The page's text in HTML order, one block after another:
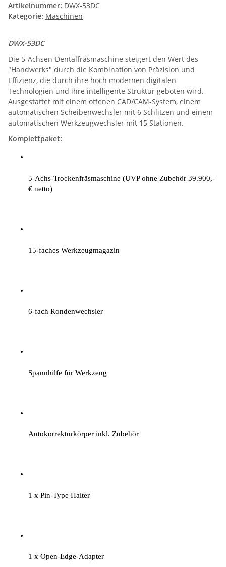
Artikelnummer: DWX-53DC
Kategorie: Maschinen
DWX-53DC
Die 5-Achsen-Dentalfräsmaschine steigert den Wert des
"Handwerks" durch die Kombination von Präzision und
Effizienz, die durch ihre hoch modernen digitalen
Technologien und ihre intelligente Struktur geboten wird.
Ausgestattet mit einem offenen CAD/CAM-System, einem
automatischen Scheibenwechsler mit 6 Schlitzen und einem
automatischen Werkzeugwechsler mit 15 Stationen.
Komplettpaket:
5-Achs-Trockenfräsmaschine (UVP ohne Zubehör 39.900,-
€ netto)
15-faches Werkzeugmagazin
6-fach Rondenwechsler
Spannhilfe für Werkzeug
Autokorrekturkörper inkl. Zubehör
1 x Pin-Type Halter
1 x Open-Edge-Adapter